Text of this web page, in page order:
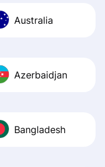
Australia
Azerbaidjan
Bangladesh